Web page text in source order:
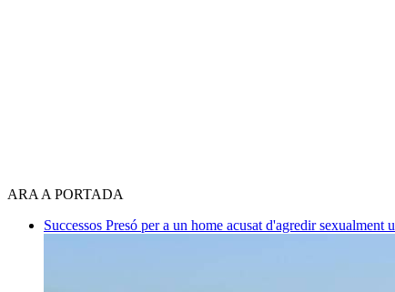
ARA A PORTADA
Successos Presó per a un home acusat d'agredir sexualment